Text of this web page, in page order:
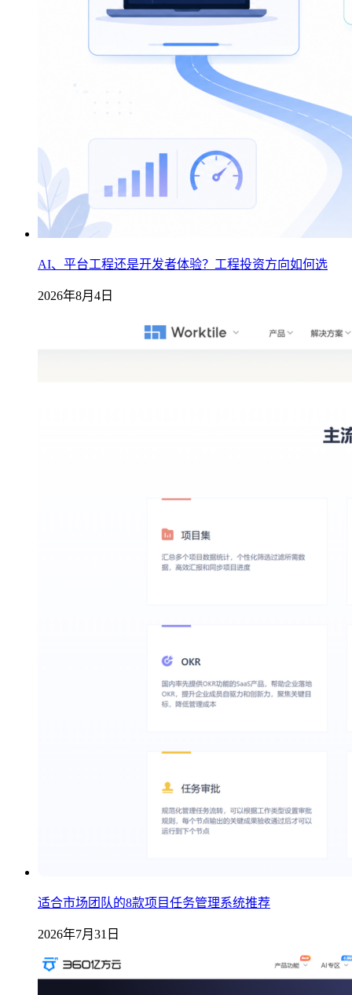
AI、平台工程还是开发者体验？工程投资方向如何选
2026年8月4日
适合市场团队的8款项目任务管理系统推荐
2026年7月31日